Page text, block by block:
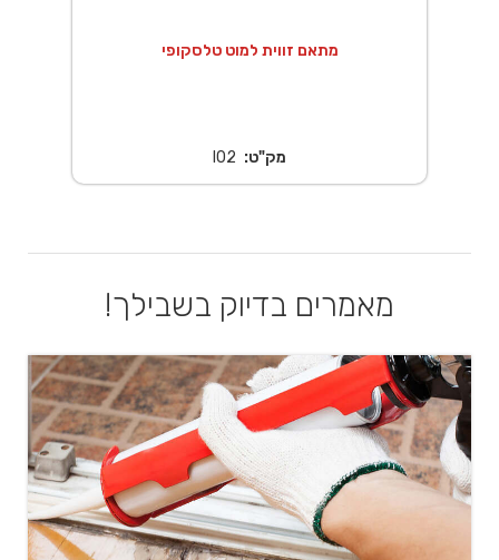
מתאם זווית למוט טלסקופי
מק"ט: l02
מאמרים בדיוק בשבילך!